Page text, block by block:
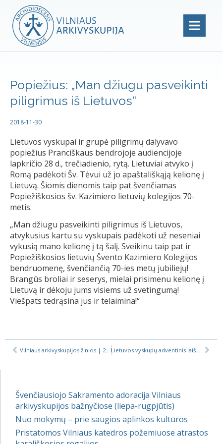
Popiežius: „Man džiugu pasveikinti
piligrimus iš Lietuvos“
2018-11-30
Lietuvos vyskupai ir grupė piligrimų dalyvavo
popiežius Pranciškaus bendrojoje audiencijoje
lapkričio 28 d., trečiadienio, rytą. Lietuviai atvyko į
Romą padėkoti Šv. Tėvui už jo apaštališkąją kelionę į
Lietuvą. Šiomis dienomis taip pat švenčiamas
Popiežiškosios šv. Kazimiero lietuvių kolegijos 70-
metis.
„Man džiugu pasveikinti piligrimus iš Lietuvos,
atvykusius kartu su vyskupais padėkoti už neseniai
vykusią mano kelionę į tą šalį. Sveikinu taip pat ir
Popiežiškosios lietuvių Švento Kazimiero Kolegijos
bendruomenę, švenčiančią 70-ies metų jubiliejų!
Brangūs broliai ir seserys, mielai prisimenu kelionę į
Lietuvą ir dėkoju jums visiems už svetingumą!
Viešpats tedrąsina jus ir telaimina!“
Švenčiausiojo Sakramento adoracija Vilniaus
arkivyskupijos bažnyčiose (liepa-rugpjūtis)
Nuo mokymų – prie saugios aplinkos kultūros
Pristatomos Vilniaus katedros požemiuose atrastos